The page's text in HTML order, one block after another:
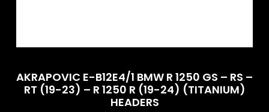
AKRAPOVIC E-B12E4/1 BMW R 1250 GS – RS –
RT (19-23) – R 1250 R (19-24) (TITANIUM)
HEADERS